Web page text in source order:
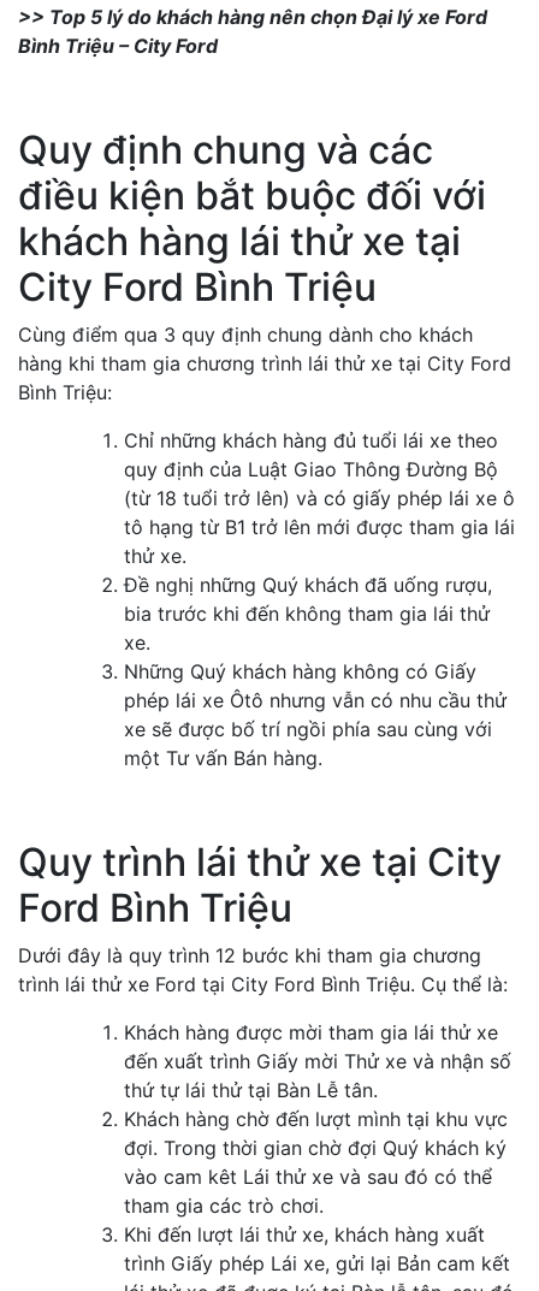
>> Top 5 lý do khách hàng nên chọn Đại lý xe Ford
Bình Triệu – City Ford
Quy định chung và các
điều kiện bắt buộc đối với
khách hàng lái thử xe tại
City Ford Bình Triệu
Cùng điểm qua 3 quy định chung dành cho khách
hàng khi tham gia chương trình lái thử xe tại City Ford
Bình Triệu:
Chỉ những khách hàng đủ tuổi lái xe theo
quy định của Luật Giao Thông Đường Bộ
(từ 18 tuổi trở lên) và có giấy phép lái xe ô
tô hạng từ B1 trở lên mới được tham gia lái
thử xe.
Đề nghị những Quý khách đã uống rượu,
bia trước khi đến không tham gia lái thử
xe.
Những Quý khách hàng không có Giấy
phép lái xe Ôtô nhưng vẫn có nhu cầu thử
xe sẽ được bố trí ngồi phía sau cùng với
một Tư vấn Bán hàng.
Quy trình lái thử xe tại City
Ford Bình Triệu
Dưới đây là quy trình 12 bước khi tham gia chương
trình lái thử xe Ford tại City Ford Bình Triệu. Cụ thể là:
Khách hàng được mời tham gia lái thử xe
đến xuất trình Giấy mời Thử xe và nhận số
thứ tự lái thử tại Bàn Lễ tân.
Khách hàng chờ đến lượt mình tại khu vực
đợi. Trong thời gian chờ đợi Quý khách ký
vào cam kêt Lái thử xe và sau đó có thể
tham gia các trò chơi.
Khi đến lượt lái thử xe, khách hàng xuất
trình Giấy phép Lái xe, gửi lại Bản cam kết